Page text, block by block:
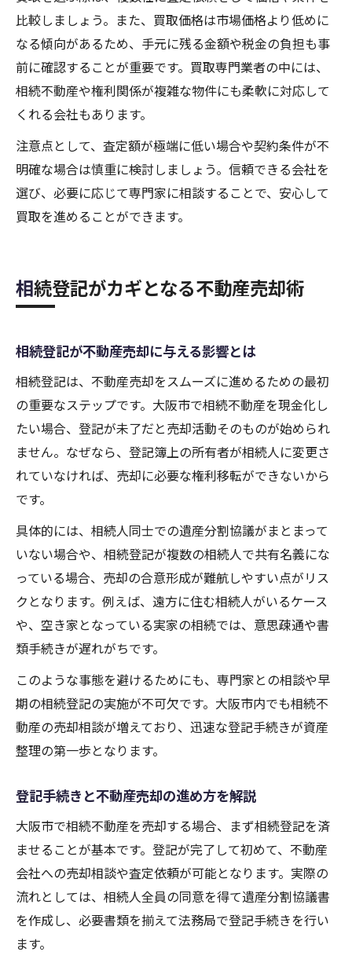
比較しましょう。また、買取価格は市場価格より低めに
なる傾向があるため、手元に残る金額や税金の負担も事
前に確認することが重要です。買取専門業者の中には、
相続不動産や権利関係が複雑な物件にも柔軟に対応して
くれる会社もあります。
注意点として、査定額が極端に低い場合や契約条件が不
明確な場合は慎重に検討しましょう。信頼できる会社を
選び、必要に応じて専門家に相談することで、安心して
買取を進めることができます。
相続登記がカギとなる不動産売却術
相続登記が不動産売却に与える影響とは
相続登記は、不動産売却をスムーズに進めるための最初
の重要なステップです。大阪市で相続不動産を現金化し
たい場合、登記が未了だと売却活動そのものが始められ
ません。なぜなら、登記簿上の所有者が相続人に変更さ
れていなければ、売却に必要な権利移転ができないから
です。
具体的には、相続人同士での遺産分割協議がまとまって
いない場合や、相続登記が複数の相続人で共有名義にな
っている場合、売却の合意形成が難航しやすい点がリス
クとなります。例えば、遠方に住む相続人がいるケース
や、空き家となっている実家の相続では、意思疎通や書
類手続きが遅れがちです。
このような事態を避けるためにも、専門家との相談や早
期の相続登記の実施が不可欠です。大阪市内でも相続不
動産の売却相談が増えており、迅速な登記手続きが資産
整理の第一歩となります。
登記手続きと不動産売却の進め方を解説
大阪市で相続不動産を売却する場合、まず相続登記を済
ませることが基本です。登記が完了して初めて、不動産
会社への売却相談や査定依頼が可能となります。実際の
流れとしては、相続人全員の同意を得て遺産分割協議書
を作成し、必要書類を揃えて法務局で登記手続きを行い
ます。